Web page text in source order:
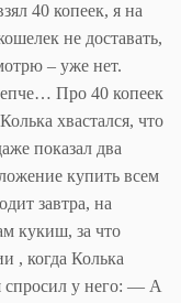
40 копеек, я на
не доставать,
– уже нет.
Про 40 копеек
хвастался, что
показал два
купить всем
завтра, на
кукиш, за что
, когда Колька
спросил у него: — А